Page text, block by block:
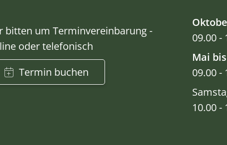
bitten um Terminvereinbarung -
oder telefonisch
Termin buchen
09.00 -
Mai
09.00 -
10.00 -